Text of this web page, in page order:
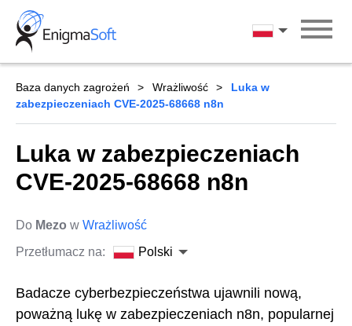
Skip
content
Polski
Baza danych zagrożeń Wrażliwość
Luka w
zabezpieczeniach CVE-2025-68668 n8n
Luka w zabezpieczeniach
CVE-2025-68668 n8n
Do Mezo w Wrażliwość
Przetłumacz na:
Polski
Badacze cyberbezpieczeństwa ujawnili nową,
poważną lukę w zabezpieczeniach n8n, popularnej